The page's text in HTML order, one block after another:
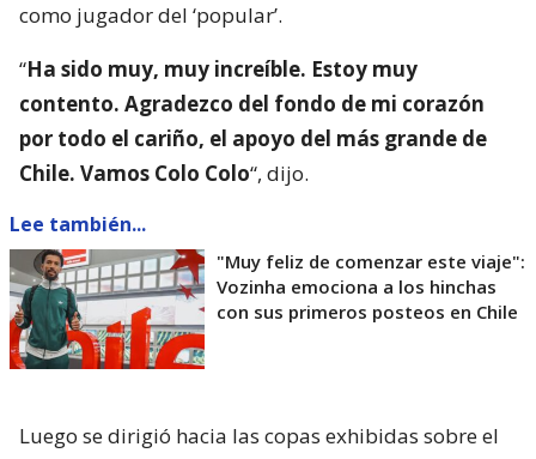
como jugador del ‘popular’.
“Ha sido muy, muy increíble. Estoy muy
contento. Agradezco del fondo de mi corazón
por todo el cariño, el apoyo del más grande de
Chile. Vamos Colo Colo“, dijo.
Lee también...
"Muy feliz de comenzar este viaje":
Vozinha emociona a los hinchas
con sus primeros posteos en Chile
Luego se dirigió hacia las copas exhibidas sobre el